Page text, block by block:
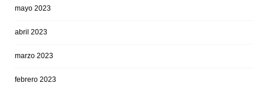
mayo 2023
abril 2023
marzo 2023
febrero 2023